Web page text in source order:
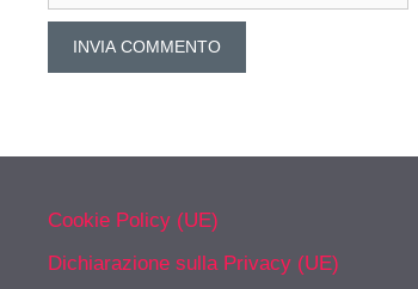
Cookie Policy (UE)
Dichiarazione sulla Privacy (UE)